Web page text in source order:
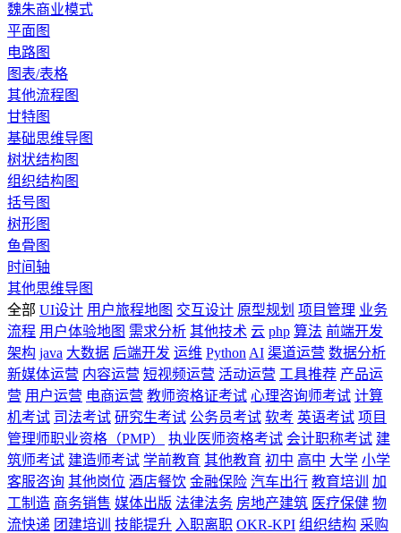
魏朱商业模式
平面图
电路图
图表/表格
其他流程图
甘特图
基础思维导图
树状结构图
组织结构图
括号图
树形图
鱼骨图
时间轴
其他思维导图
全部 UI设计 用户旅程地图 交互设计 原型规划 项目管理 业务
流程 用户体验地图 需求分析 其他技术 云 php 算法 前端开发
架构 java 大数据 后端开发 运维 Python AI 渠道运营 数据分析
新媒体运营 内容运营 短视频运营 活动运营 工具推荐 产品运
营 用户运营 电商运营 教师资格证考试 心理咨询师考试 计算
机考试 司法考试 研究生考试 公务员考试 软考 英语考试 项目
管理师职业资格（PMP）
执业医师资格考试 会计职称考试 建
筑师考试 建造师考试 学前教育 其他教育 初中 高中 大学 小学
客服咨询 其他岗位 酒店餐饮 金融保险 汽车出行 教育培训
加
工制造 商务销售 媒体出版 法律法务 房地产建筑 医疗保健 物
流快递 团建培训 技能提升 入职离职 OKR-KPI 组织结构 采购